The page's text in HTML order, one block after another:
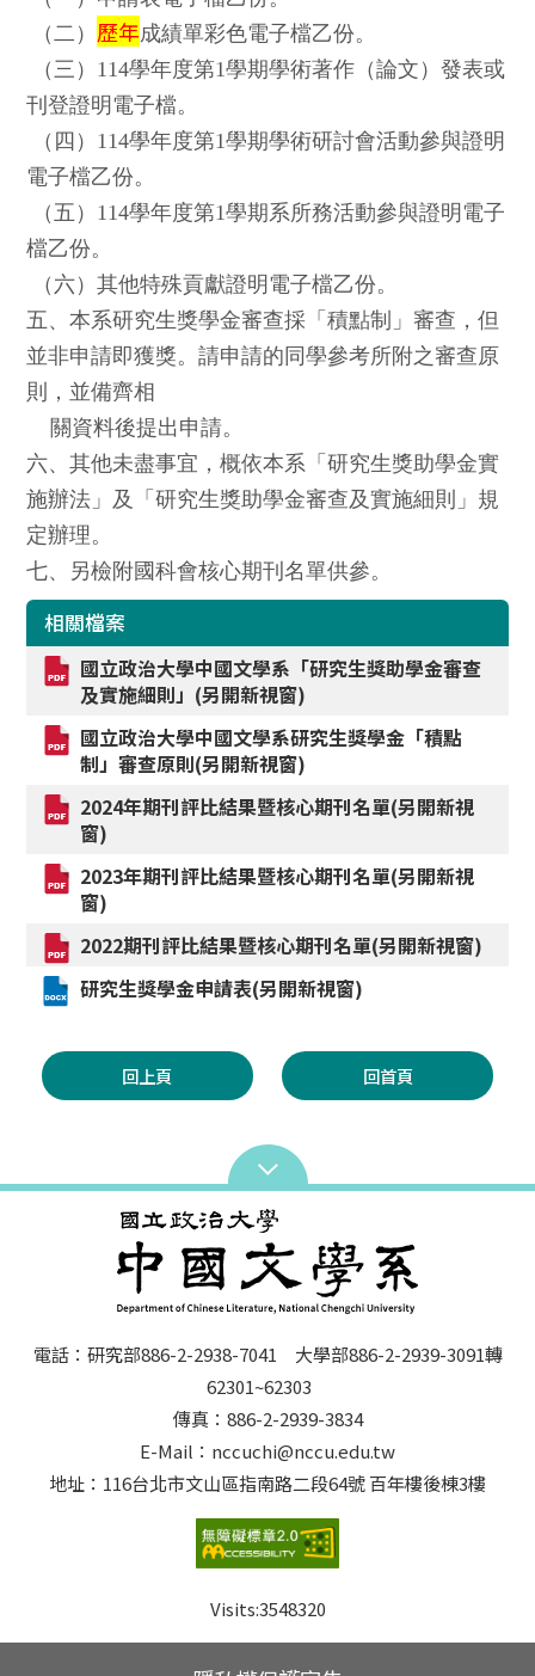
（二） 歷年成績單彩色電子檔乙份。
（三）114學年度第1學期學術著作（論文）發表或
刊登證明電子檔。
（四）114學年度第1學期學術研討會活動參與證明
電子檔乙份。
（五）114學年度第1學期系所務活動參與證明電子
檔乙份。
（六）其他特殊貢獻證明電子檔乙份。
五、本系研究生獎學金審查採「積點制」審查，但
並非申請即獲獎。請申請的同學參考所附之審查原
則，並備齊相
關資料後提出申請。
六、其他未盡事宜，概依本系「研究生獎助學金實
施辦法」及「研究生獎助學金審查及實施細則」規
定辦理。
七、另檢附國科會核心期刊名單供參。
相關檔案
國立政治大學中國文學系「研究生獎助學金審查
及實施細則」(另開新視窗)
國立政治大學中國文學系研究生獎學金「積點
制」審查原則(另開新視窗)
2024年期刊評比結果暨核心期刊名單(另開新視
窗)
2023年期刊評比結果暨核心期刊名單(另開新視
窗)
2022期刊評比結果暨核心期刊名單(另開新視窗)
研究生獎學金申請表(另開新視窗)
回上頁 回首頁
電話：研究部886-2-2938-7041 大學部886-2-2939-3091轉
62301~62303
傳真：886-2-2939-3834
E-Mail：nccuchi@nccu.edu.tw
地址：116台北市文山區指南路二段64號 百年樓後棟3樓
Visits:3548320